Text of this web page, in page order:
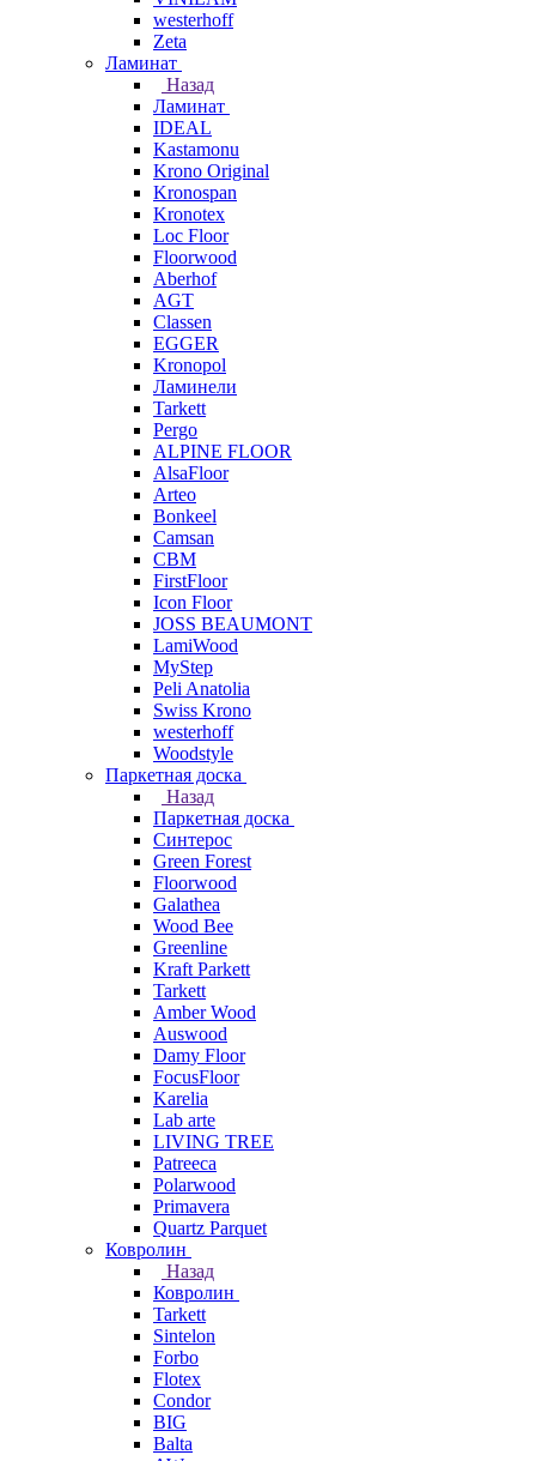
westerhoff
Zeta
Ламинат
Назад
Ламинат
IDEAL
Kastamonu
Krono Original
Kronospan
Kronotex
Loc Floor
Floorwood
Aberhof
AGT
Classen
EGGER
Kronopol
Ламинели
Tarkett
Pergo
ALPINE FLOOR
AlsaFloor
Arteo
Bonkeel
Camsan
CBM
FirstFloor
Icon Floor
JOSS BEAUMONT
LamiWood
MyStep
Peli Anatolia
Swiss Krono
westerhoff
Woodstyle
Паркетная доска
Назад
Паркетная доска
Синтерос
Green Forest
Floorwood
Galathea
Wood Bee
Greenline
Kraft Parkett
Tarkett
Amber Wood
Auswood
Damy Floor
FocusFloor
Karelia
Lab arte
LIVING TREE
Patreeca
Polarwood
Primavera
Quartz Parquet
Ковролин
Назад
Ковролин
Tarkett
Sintelon
Forbo
Flotex
Condor
BIG
Balta